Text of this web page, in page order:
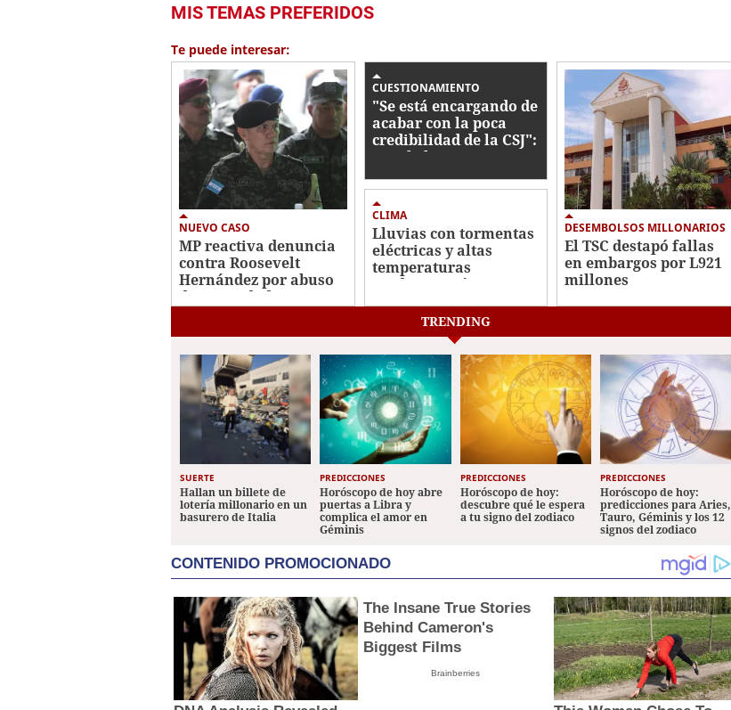
MIS TEMAS PREFERIDOS
Te puede interesar:
NUEVO CASO
MP reactiva denuncia
contra Roosevelt
Hernández por abuso
de autoridad
CUESTIONAMIENTO
"Se está encargando de
acabar con la poca
credibilidad de la CSJ":
Maribel Espinoza
JOH
CLIMA
Lluvias con tormentas
eléctricas y altas
temperaturas
predominarán este
jueves en Honduras
DESEMBOLSOS MILLONARIOS
El TSC destapó fallas
en embargos por L921
millones
TRENDING
SUERTE
Hallan un billete de
lotería millonario en un
basurero de Italia
PREDICCIONES
Horóscopo de hoy abre
puertas a Libra y
complica el amor en
Géminis
PREDICCIONES
Horóscopo de hoy:
descubre qué le espera
a tu signo del zodiaco
PREDICCIONES
Horóscopo de hoy:
predicciones para Aries,
Tauro, Géminis y los 12
signos del zodiaco
CONTENIDO PROMOCIONADO
The Insane True Stories
Behind Cameron's
Biggest Films
Brainberries